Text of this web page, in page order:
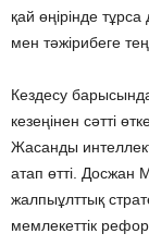
қай өңірінде
мен тәжірибеге
Кездесу
кезеңінен сәтті
Жасанды
атап өтті. Досжан
жалпыұлттық
мемлекеттік